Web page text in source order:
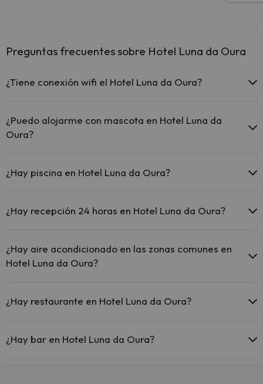
Preguntas frecuentes sobre Hotel Luna da Oura
¿Tiene conexión wifi el Hotel Luna da Oura?
¿Puedo alojarme con mascota en Hotel Luna da
Oura?
¿Hay piscina en Hotel Luna da Oura?
pago) Aquí tienes más info sobre la piscina y otras instalaciones.
¿Hay recepción 24 horas en Hotel Luna da Oura?
¿Hay aire acondicionado en las zonas comunes en
Hotel Luna da Oura?
comunes.
¿Hay restaurante en Hotel Luna da Oura?
¿Hay bar en Hotel Luna da Oura?